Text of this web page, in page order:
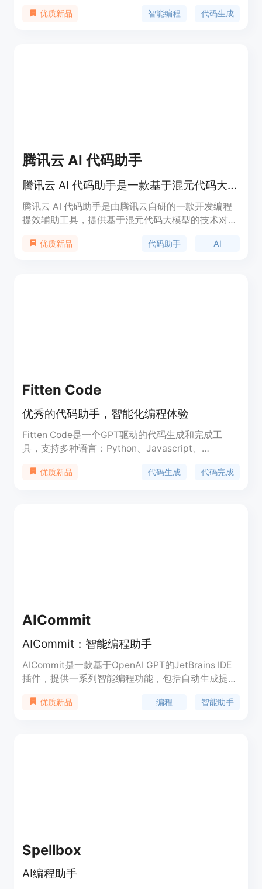
量，减少编程错误，降低修复问题的频率。该产品适
优质新品 智能编程 代码生成
腾讯云 AI 代码助手
腾讯云 AI 代码助手是一款基于混元代码大模型的开发编程提效辅助工具，提供自动补全、代码生成、技术对话等功能。
腾讯云 AI 代码助手是由腾讯云自研的一款开发编程
提效辅助工具，提供基于混元代码大模型的技术对
生成优质代码、解决技术难题，提升编码效率。
优质新品 代码助手 AI
Fitten Code
优秀的代码助手，智能化编程体验
Fitten Code是一个GPT驱动的代码生成和完成工
具，支持多种语言：Python、Javascript、
缺失的部分，节省您宝贵的开发时间。基于AI大模型
优质新品 代码生成 代码完成
AICommit
AICommit：智能编程助手
AICommit是一款基于OpenAI GPT的JetBrains IDE
插件，提供一系列智能编程功能，包括自动生成提交
翻译等。让您的编程过程更高效、更便捷。
优质新品 编程 智能助手
Spellbox
AI编程助手